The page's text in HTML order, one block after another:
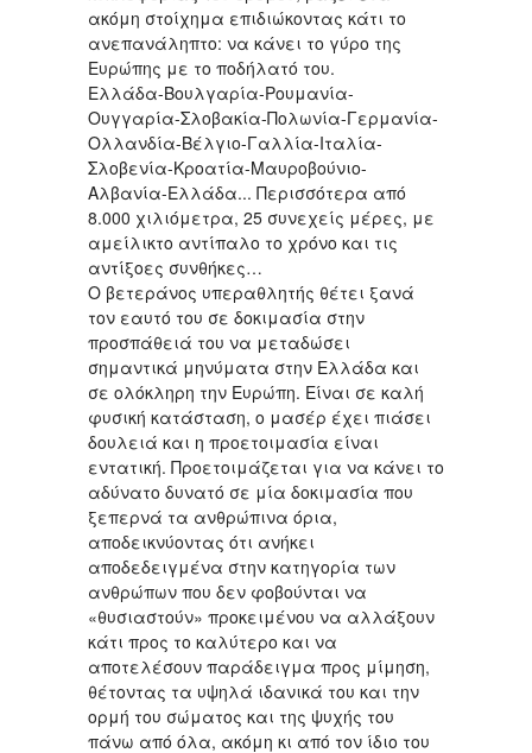
ακόμη στοίχημα επιδιώκοντας κάτι το
ανεπανάληπτο: να κάνει το γύρο της
Ευρώπης με το ποδήλατό του.
Ελλάδα-Βουλγαρία-Ρουμανία-
Ουγγαρία-Σλοβακία-Πολωνία-Γερμανία-
Ολλανδία-Βέλγιο-Γαλλία-Ιταλία-
Σλοβενία-Κροατία-Μαυροβούνιο-
Αλβανία-Ελλάδα... Περισσότερα από
8.000 χιλιόμετρα, 25 συνεχείς μέρες, με
αμείλικτο αντίπαλο το χρόνο και τις
αντίξοες συνθήκες…
Ο βετεράνος υπεραθλητής θέτει ξανά
τον εαυτό του σε δοκιμασία στην
προσπάθειά του να μεταδώσει
σημαντικά μηνύματα στην Ελλάδα και
σε ολόκληρη την Ευρώπη. Είναι σε καλή
φυσική κατάσταση, ο μασέρ έχει πιάσει
δουλειά και η προετοιμασία είναι
εντατική. Προετοιμάζεται για να κάνει το
αδύνατο δυνατό σε μία δοκιμασία που
ξεπερνά τα ανθρώπινα όρια,
αποδεικνύοντας ότι ανήκει
αποδεδειγμένα στην κατηγορία των
ανθρώπων που δεν φοβούνται να
«θυσιαστούν» προκειμένου να αλλάξουν
κάτι προς το καλύτερο και να
αποτελέσουν παράδειγμα προς μίμηση,
θέτοντας τα υψηλά ιδανικά του και την
ορμή του σώματος και της ψυχής του
πάνω από όλα, ακόμη κι από τον ίδιο του